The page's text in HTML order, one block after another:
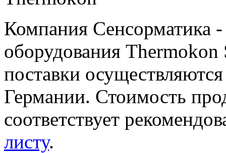
Компания Сенсорматика
оборудования
поставки
Германии. Стоимость
соответствует
листу.